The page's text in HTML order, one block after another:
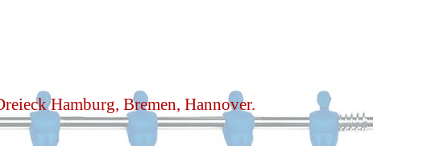
Hamburg, Bremen, Hannover.